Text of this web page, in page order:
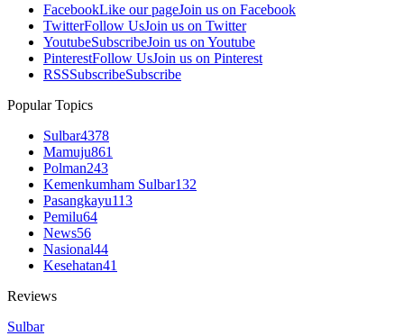
FacebookLike our pageJoin us on Facebook
TwitterFollow UsJoin us on Twitter
YoutubeSubscribeJoin us on Youtube
PinterestFollow UsJoin us on Pinterest
RSSSubscribeSubscribe
Popular Topics
Sulbar4378
Mamuju861
Polman243
Kemenkumham Sulbar132
Pasangkayu113
Pemilu64
News56
Nasional44
Kesehatan41
Reviews
Sulbar